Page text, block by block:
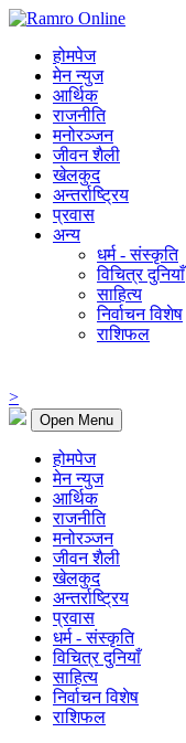
होमपेज
मेन न्युज
आर्थिक
राजनीति
मनोरञ्जन
जीवन शैली
खेलकुद
अन्तर्राष्ट्रिय
प्रवास
अन्य
धर्म - संस्कृति
विचित्र दुनियाँ
साहित्य
निर्वाचन विशेष
राशिफल
>
Open Menu
होमपेज
मेन न्युज
आर्थिक
राजनीति
मनोरञ्जन
जीवन शैली
खेलकुद
अन्तर्राष्ट्रिय
प्रवास
धर्म - संस्कृति
विचित्र दुनियाँ
साहित्य
निर्वाचन विशेष
राशिफल